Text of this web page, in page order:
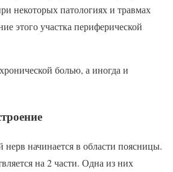
некоторых патологиях и травмах
этого участка периферической
болью, а иногда и
начинается в области поясницы.
на 2 части. Одна из них